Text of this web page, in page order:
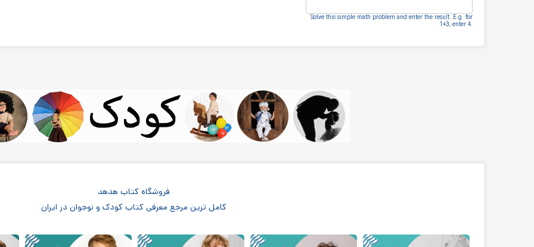
Solve this simple math problem and enter the result.‎ E.g.‎ for
1+3, enter 4.‎
فروشگاه کتاب هدهد
کامل ترین مرجع معرفی کتاب کودک و نوجوان در ایران